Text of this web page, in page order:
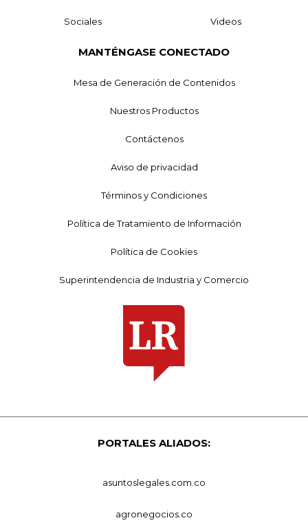
Sociales Videos
MANTÉNGASE CONECTADO
Mesa de Generación de Contenidos
Nuestros Productos
Contáctenos
Aviso de privacidad
Términos y Condiciones
Política de Tratamiento de Información
Política de Cookies
Superintendencia de Industria y Comercio
PORTALES ALIADOS:
asuntoslegales.com.co
agronegocios.co